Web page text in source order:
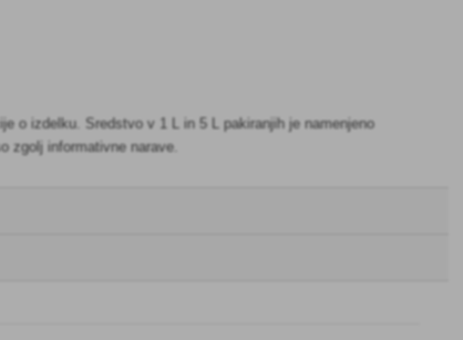
o izdelku. Sredstvo v 1 L in 5 L pakiranjih je namenjeno
zgolj informativne narave.